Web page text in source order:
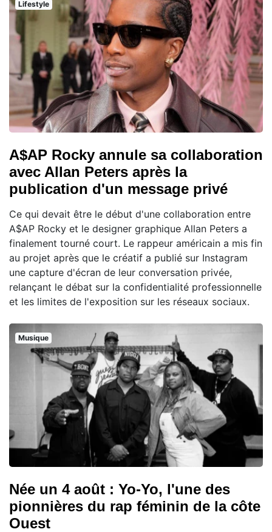
Lifestyle
A$AP Rocky annule sa collaboration
avec Allan Peters après la
publication d'un message privé
Ce qui devait être le début d'une collaboration entre
A$AP Rocky et le designer graphique Allan Peters a
finalement tourné court. Le rappeur américain a mis fin
au projet après que le créatif a publié sur Instagram
une capture d'écran de leur conversation privée,
relançant le débat sur la confidentialité professionnelle
et les limites de l'exposition sur les réseaux sociaux.
Musique
Née un 4 août : Yo-Yo, l'une des
pionnières du rap féminin de la côte
Ouest